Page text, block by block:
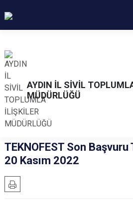
AYDIN İL SİVİL
MÜDÜRLÜĞÜ
TEKNOFEST Son Başvuru
20 Kasım 2022